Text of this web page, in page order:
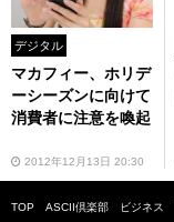
デジタル
マカフィー、ホリデ
ーシーズンに向けて
消費者に注意を喚起
2012年12月13日 20:30
TOP ASCII倶楽部 ビジネス